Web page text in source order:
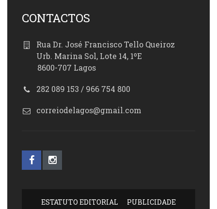
CONTACTOS
Rua Dr. José Francisco Tello Queiroz
Urb. Marina Sol, Lote 14, 1ºE
8600-707 Lagos
282 089 153 / 966 754 800
correiodelagos@gmail.com
ESTATUTO EDITORIAL PUBLICIDADE